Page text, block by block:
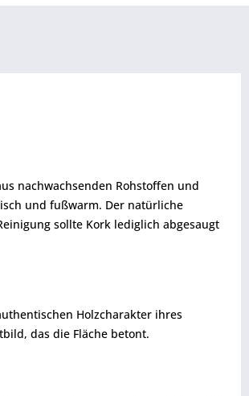
nachwachsenden Rohstoffen und
und fußwarm. Der natürliche
sollte Kork lediglich abgesaugt
Holzcharakter ihres
das die Fläche betont.